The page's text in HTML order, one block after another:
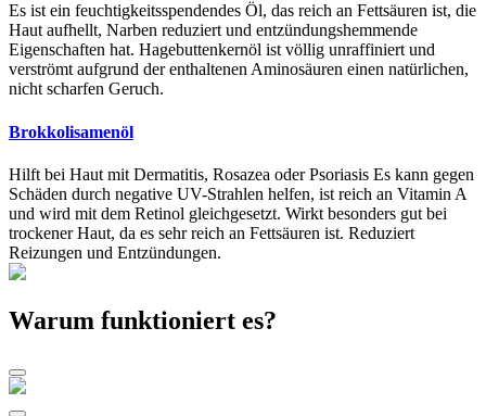
Es ist ein feuchtigkeitsspendendes Öl, das reich an Fettsäuren ist, die
Haut aufhellt, Narben reduziert und entzündungshemmende
Eigenschaften hat. Hagebuttenkernöl ist völlig unraffiniert und
verströmt aufgrund der enthaltenen Aminosäuren einen natürlichen,
nicht scharfen Geruch.
Brokkolisamenöl
Hilft bei Haut mit Dermatitis, Rosazea oder Psoriasis Es kann gegen
Schäden durch negative UV-Strahlen helfen, ist reich an Vitamin A
und wird mit dem Retinol gleichgesetzt. Wirkt besonders gut bei
trockener Haut, da es sehr reich an Fettsäuren ist. Reduziert
Reizungen und Entzündungen.
Warum funktioniert es?